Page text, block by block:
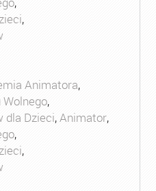
,
Animatora,
,
dla Dzieci,Animator,
,
,